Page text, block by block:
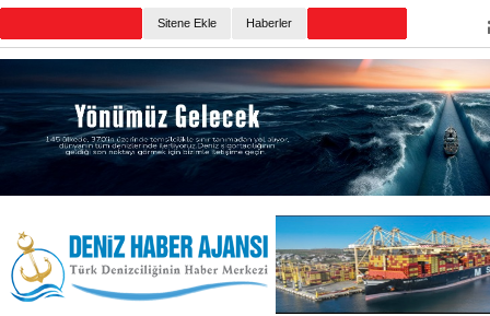
Sitene Ekle Haberler
Anadolu